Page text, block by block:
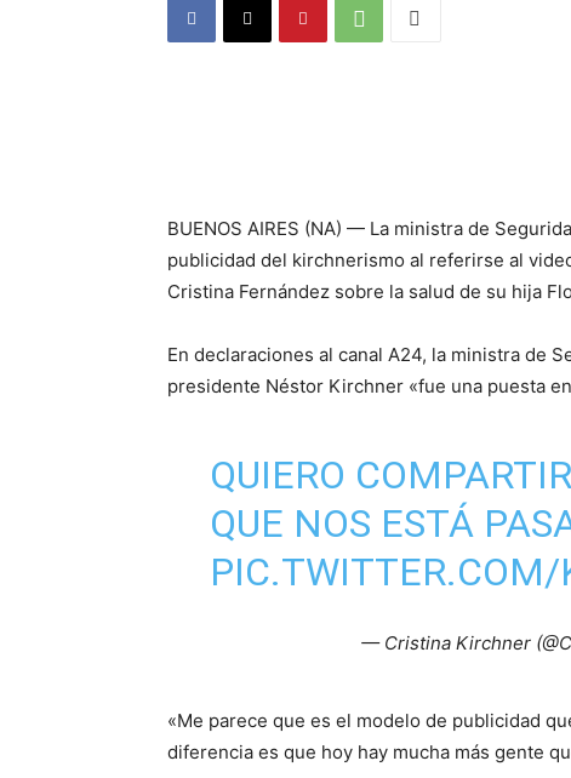
BUENOS AIRES (NA) — La ministra de
publicidad del kirchnerismo al referirse al
Cristina Fernández sobre la salud de su hija
En declaraciones al canal A24, la ministra de
presidente Néstor Kirchner «fue una puesta
QUIERO
QUE NOS ESTÁ
PIC.TWITTER.COM/
— Cristina Kirchner
«Me parece que es el modelo de publicidad
diferencia es que hoy hay mucha más gente